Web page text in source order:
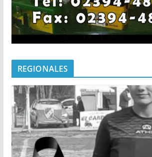
REGIONALES